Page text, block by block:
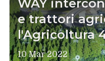
WAY
e trattori
l'Agricoltura
10 Mar 2022